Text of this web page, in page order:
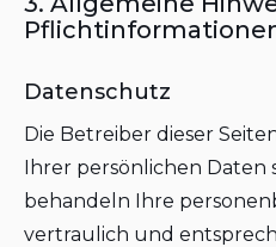
Datenschutz
Die Betreiber dieser
Ihrer persönlichen Daten
behandeln Ihre
vertraulich und